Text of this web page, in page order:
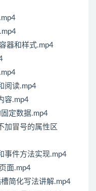
器和样式.mp4
阅读.mp4
容.mp4
固定数据.mp4
加冒号的属性区
事件方法实现.mp4
面.mp4
简化写法讲解.mp4